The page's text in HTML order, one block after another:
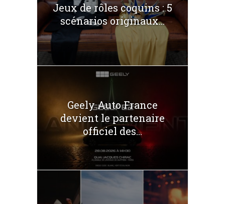
Jeux de rôles coquins : 5
scénarios originaux...
Geely Auto France
devient le partenaire
officiel des...